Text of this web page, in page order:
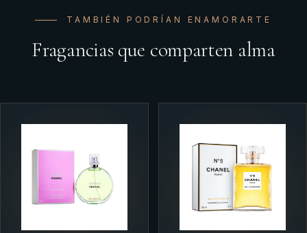
TAMBIÉN PODRÍAN ENAMORARTE
Fragancias que comparten alma